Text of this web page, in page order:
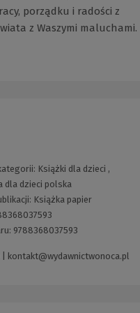
porządku i radości z
z Waszymi maluchami.
Książki dla dzieci ,
dla dzieci polska
Książka papier
9788368037593
kontakt@wydawnictwonoca.pl